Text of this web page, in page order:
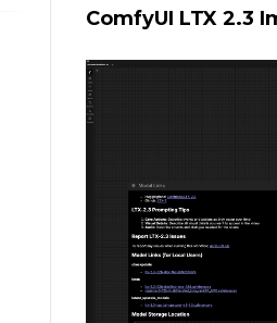
ComfyUI LTX 2.3